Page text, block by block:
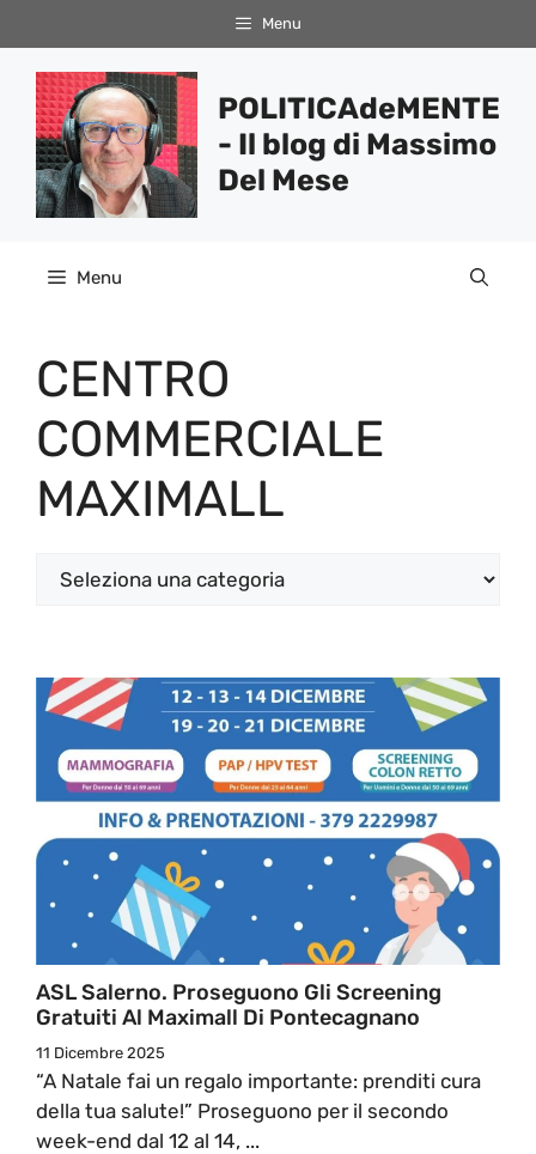
al
contenuto
Menu
POLITICAdeMENTE
- Il blog di Massimo
Del Mese
Menu
CENTRO
COMMERCIALE
MAXIMALL
Categorie
ASL Salerno. Proseguono Gli Screening
Gratuiti Al Maximall Di Pontecagnano
11 Dicembre 2025
“A Natale fai un regalo importante: prenditi cura
della tua salute!” Proseguono per il secondo
week-end dal 12 al 14, ...